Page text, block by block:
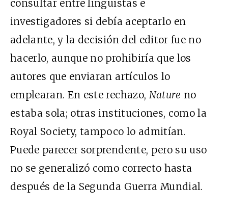
consultar entre lingüistas e
investigadores si debía aceptarlo en
adelante, y la decisión del editor fue no
hacerlo, aunque no prohibiría que los
autores que enviaran artículos lo
emplearan. En este rechazo, Nature no
estaba sola; otras instituciones, como la
Royal Society, tampoco lo admitían.
Puede parecer sorprendente, pero su uso
no se generalizó como correcto hasta
después de la Segunda Guerra Mundial.